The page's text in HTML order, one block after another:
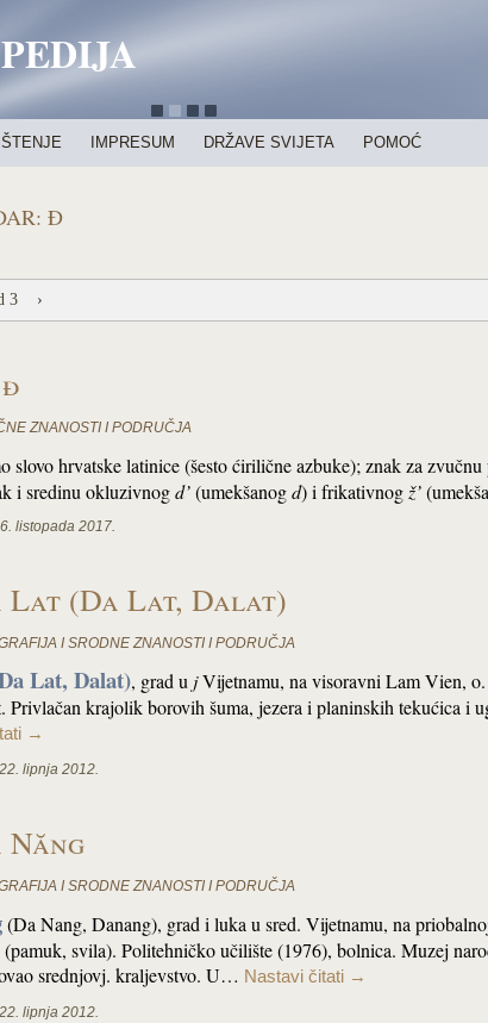
IMPRESUM DRŽAVE SVIJETA POMOĆ
Đ
3 ›
ZNANOSTI I PODRUČJA
slovo hrvatske latinice (šesto ćirilične azbuke); znak za
i sredinu okluzivnogd’(umekšanogd) i frikativnog ž’
listopada 2017.
Lat (Da Lat, Dalat)
I SRODNE ZNANOSTI I PODRUČJA
Lat, Dalat), grad u jVijetnamu, na visoravni Lam Vien,
Privlačan krajolik borovih šuma, jezera i planinskih tekućica i
→
22. lipnja 2012.
I SRODNE ZNANOSTI I PODRUČJA
(Da Nang, Danang), grad i luka u sred. Vijetnamu, na
svila). Politehničko učilište (1976), bolnica. Muzej
srednjovj. kraljevstvo. U… Nastavi čitati →
22. lipnja 2012.